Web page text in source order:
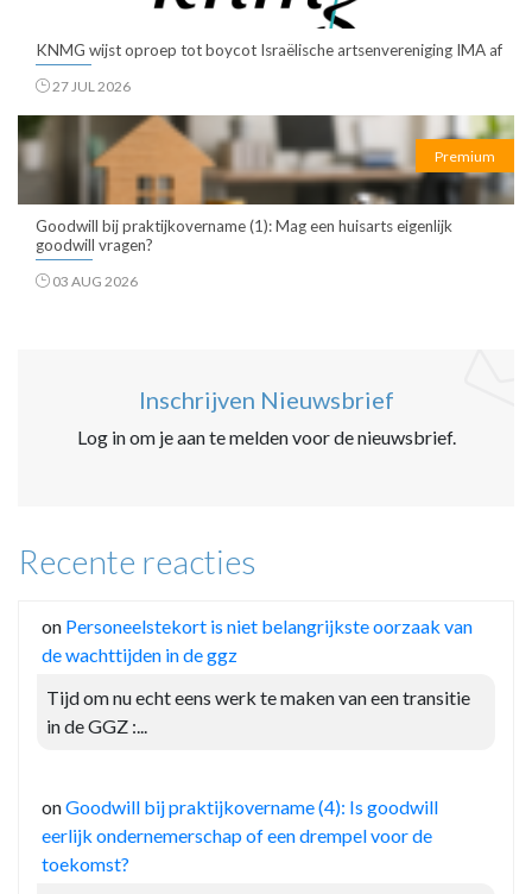
KNMG wijst oproep tot boycot Israëlische artsenvereniging IMA af
27 JUL 2026
Premium
Goodwill bij praktijkovername (1): Mag een huisarts eigenlijk
goodwill vragen?
03 AUG 2026
Inschrijven Nieuwsbrief
Log in om je aan te melden voor de nieuwsbrief.
Recente reacties
on Personeelstekort is niet belangrijkste oorzaak van
de wachttijden in de ggz
Tijd om nu echt eens werk te maken van een transitie
in de GGZ :...
onGoodwill bij praktijkovername (4): Is goodwill
eerlijk ondernemerschap of een drempel voor de
toekomst?